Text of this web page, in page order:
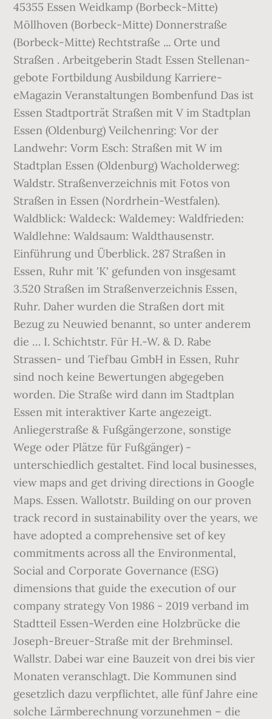
45355 Essen Weidkamp (Borbeck-Mitte)
Möllhoven (Borbeck-Mitte) Donnerstraße
(Borbeck-Mitte) Rechtstraße ... Orte und
Straßen . Arbeit­ge­berin Stadt Essen Stellen­an­
ge­bo­te Fortbildung Ausbildung Karriere-
eMagazin Ver­an­stalt­ungen Bombenfund Das ist
Essen Stadtporträt Straßen mit V im Stadtplan
Essen (Oldenburg) Veilchenring: Vor der
Landwehr: Vorm Esch: Straßen mit W im
Stadtplan Essen (Oldenburg) Wacholderweg:
Waldstr. Straßenverzeichnis mit Fotos von
Straßen in Essen (Nordrhein-Westfalen).
Waldblick: Waldeck: Waldemey: Waldfrieden:
Waldlehne: Waldsaum: Waldthausenstr.
Einführung und Überblick. 287 Straßen in
Essen, Ruhr mit 'K' gefunden von insgesamt
3.520 Straßen im Straßenverzeichnis Essen,
Ruhr. Daher wurden die Straßen dort mit
Bezug zu Neuwied benannt, so unter anderem
die … I. Schichtstr. Für H.-W. & D. Rabe
Strassen- und Tiefbau GmbH in Essen, Ruhr
sind noch keine Bewertungen abgegeben
worden. Die Straße wird dann im Stadtplan
Essen mit interaktiver Karte angezeigt.
Anliegerstraße & Fußgängerzone, sonstige
Wege oder Plätze für Fußgänger) -
unterschiedlich gestaltet. Find local businesses,
view maps and get driving directions in Google
Maps. Essen. Wallotstr. Building on our proven
track record in sustainability over the years, we
have adopted a comprehensive set of key
commitments across all the Environmental,
Social and Corporate Governance (ESG)
dimensions that guide the execution of our
company strategy Von 1986 - 2019 verband im
Stadtteil Essen-Werden eine Holzbrücke die
Joseph-Breuer-Straße mit der Brehminsel.
Wallstr. Dabei war eine Bauzeit von drei bis vier
Monaten veranschlagt. Die Kommunen sind
gesetzlich dazu verpflichtet, alle fünf Jahre eine
solche Lärmberechnung vorzunehmen – die